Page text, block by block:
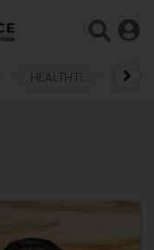
HEALTHTECH